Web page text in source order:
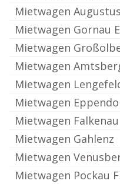
Mietwagen
Mietwagen Gornau
Mietwagen
Mietwagen
Mietwagen
Mietwagen
Mietwagen
Mietwagen Gahlenz
Mietwagen
Mietwagen Pockau